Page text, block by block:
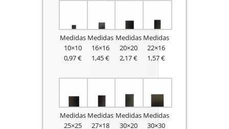
Medidas
10×10
0,97 €
Medidas
16×16
1,45 €
Medidas
20×20
2,17 €
Medidas
22×16
1,57 €
Medidas
25×25
Medidas
27×18
Medidas
30×20
Medidas
30×30